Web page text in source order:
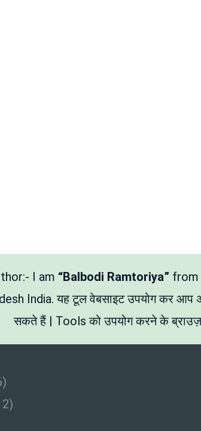
I am “Balbodi Ramtoriya” from
India. यह टूल वेबसाइट उपयोग कर आप
सकते हैं | Tools को उपयोग करने के